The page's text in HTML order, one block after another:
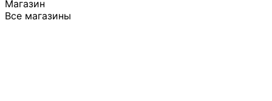
Магазин
Все магазины